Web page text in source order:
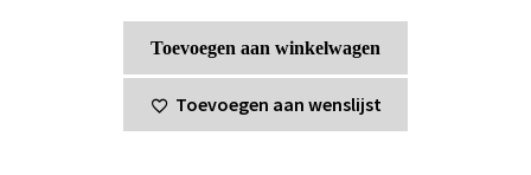
Toevoegen aan winkelwagen
Toevoegen aan wenslijst